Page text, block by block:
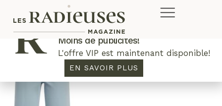
Plus de concours. Plus de rabais.
Moins de publicités!
L'offre VIP est maintenant disponible!
EN SAVOIR PLUS